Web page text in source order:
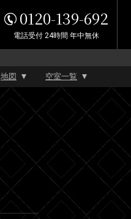
0120-139-692
電話受付 24時間 年中無休
地図 空室一覧